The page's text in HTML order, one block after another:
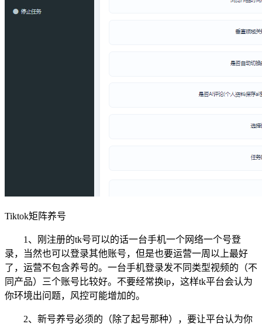
Tiktok矩阵养号
1、刚注册的tk号可以的话一台手机一个网络一个号登
录，当然也可以登录其他账号，但是也要运营一周以上最好
了，运营不包含养号的。一台手机登录发不同类型视频的（不
同产品）三个账号比较好。不要经常换ip，这样tk平台会认为
你环境出问题，风控可能增加的。
2、新号养号必须的（除了起号那种），要让平台认为你